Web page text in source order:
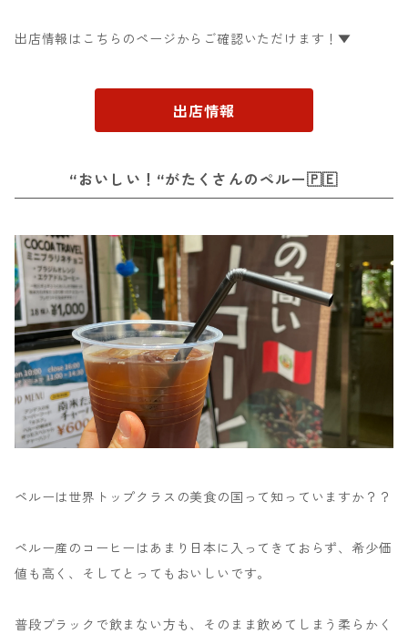
出店情報はこちらのページからご確認いただけます！▼
出店情報
“おいしい！“がたくさんのペルー🇵🇪
ペルーは世界トップクラスの美食の国って知っていますか？？
ペルー産のコーヒーはあまり日本に入ってきておらず、希少価
値も高く、そしてとってもおいしいです。
普段ブラックで飲まない方も、そのまま飲めてしまう柔らかく